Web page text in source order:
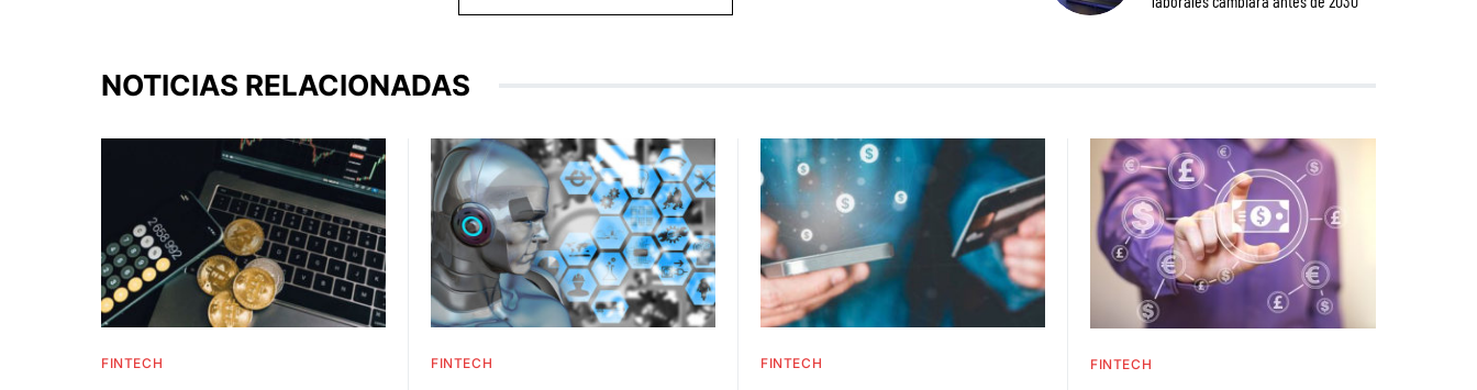
NOTICIAS RELACIONADAS
FINTECH FINTECH FINTECH FINTECH